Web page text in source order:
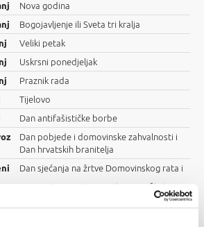
Nova godina
Bogojavljenje ili Sveta tri kralja
Veliki petak
Uskrsni ponedjeljak
Praznik rada
Tijelovo
Dan antifašističke borbe
Dan pobjede i domovinske zahvalnosti i
Dan hrvatskih branitelja
Dan sjećanja na žrtve Domovinskog rata i
Dan sjećanja na žrtvu Vukovara i Škabrnje